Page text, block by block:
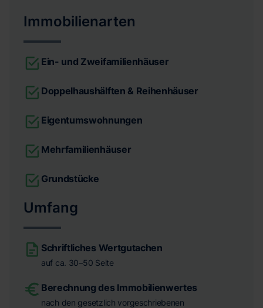
Immobilienarten
Ein- und Zweifamilienhäuser
Doppelhaushälften & Reihenhäuser
Eigentumswohnungen
Mehrfamilienhäuser
Grundstücke
Umfang
Schriftliches Wertgutachen
auf ca. 30–50 Seite
Berechnung des Immobilienwertes
nach den gesetzlich vorgeschriebenen